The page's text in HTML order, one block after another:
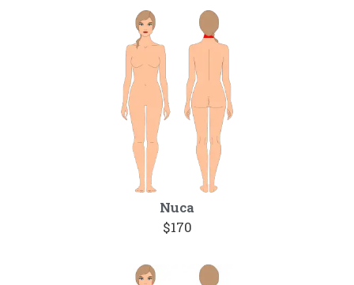
Nuca
$170